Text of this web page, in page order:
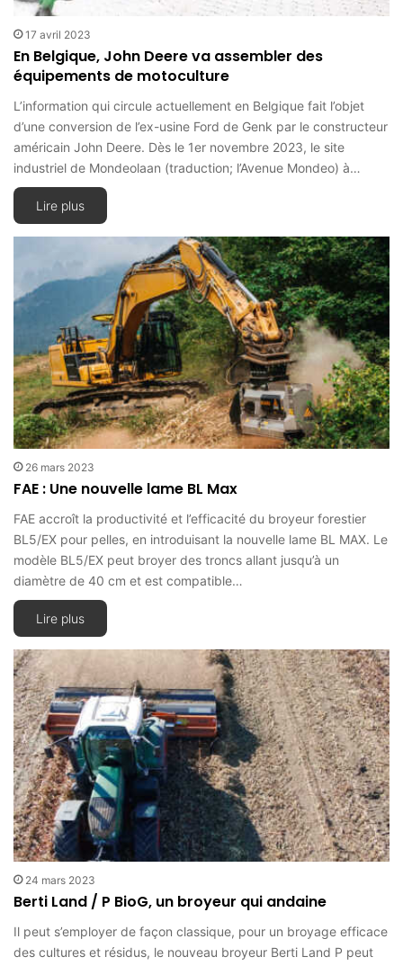
17 avril 2023
En Belgique, John Deere va assembler des
équipements de motoculture
L’information qui circule actuellement en Belgique fait l’objet
d’une conversion de l’ex-usine Ford de Genk par le constructeur
américain John Deere. Dès le 1er novembre 2023, le site
industriel de Mondeolaan (traduction; l’Avenue Mondeo) à…
Lire plus
26 mars 2023
FAE : Une nouvelle lame BL Max
FAE accroît la productivité et l’efficacité du broyeur forestier
BL5/EX pour pelles, en introduisant la nouvelle lame BL MAX. Le
modèle BL5/EX peut broyer des troncs allant jusqu’à un
diamètre de 40 cm et est compatible…
Lire plus
24 mars 2023
Berti Land / P BioG, un broyeur qui andaine
Il peut s’employer de façon classique, pour un broyage efficace
des cultures et résidus, le nouveau broyeur Berti Land P peut